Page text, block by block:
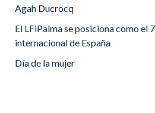
Agah Ducrocq
El LFiPalma se posiciona como el
internacional de España
Día de la mujer